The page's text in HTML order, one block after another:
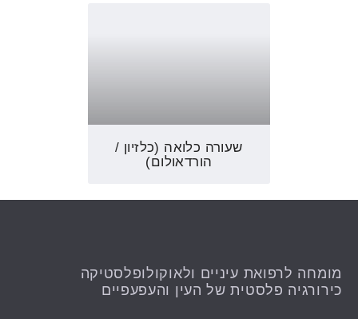
שעורה כלואה (כלזיון /
הורדאולום)
מומחה לרפואת עיניים ולאוקולופלסטיקה
כירורגיה פלסטית של העין והעפעפיים